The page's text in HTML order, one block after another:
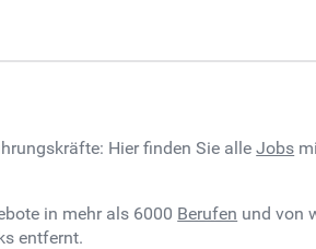
Hier finden Sie alleJobs
in mehr als 6000 Berufen und von
entfernt.